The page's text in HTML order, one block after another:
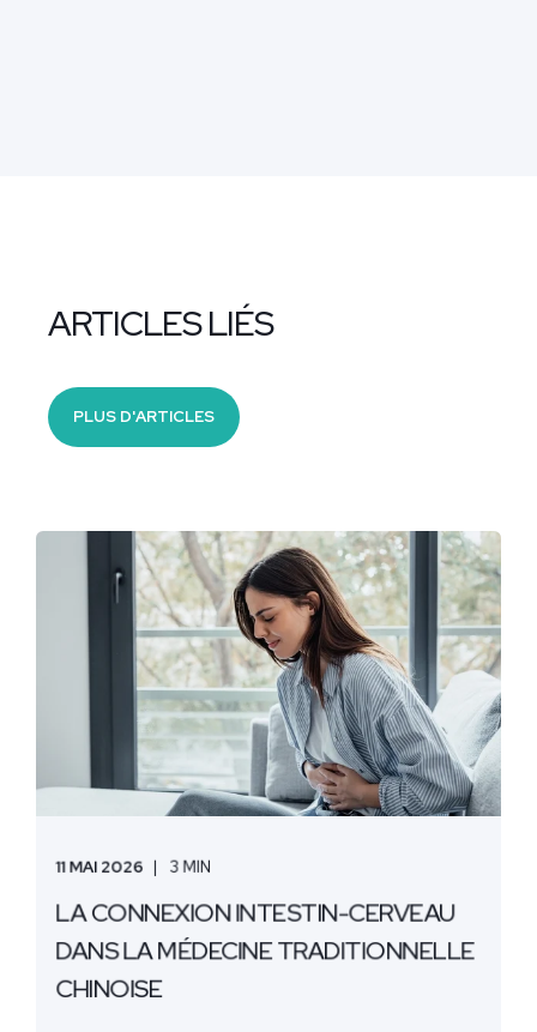
ARTICLES LIÉS
PLUS D'ARTICLES
11 MAI 2026 3 MIN
LA CONNEXION INTESTIN-CERVEAU
DANS LA MÉDECINE TRADITIONNELLE
CHINOISE